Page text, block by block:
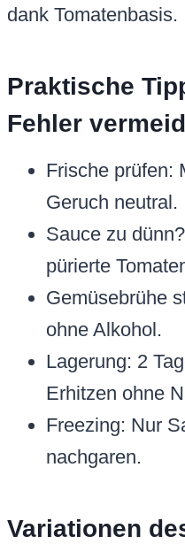
dank
Praktische
Fehler
Frische prüfen:
Geruch neutral.
Sauce zu
pürierte
Gemüsebrühe
ohne Alkohol.
Lagerung: 2
Erhitzen ohne
Freezing: Nur
nachgaren.
Variationen